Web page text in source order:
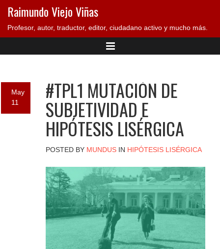
Raimundo Viejo Viñas
Profesor, autor, traductor, editor, ciudadano activo y mucho más.
May
11
#TPL1 MUTACIÓN DE
SUBJETIVIDAD E
HIPÓTESIS LISÉRGICA
POSTED BY MUNDUSIN HIPÓTESIS LISÉRGICA